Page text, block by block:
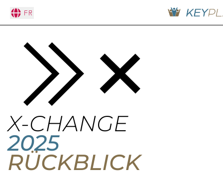
Fr
X-CHANGE
2025
RÜCKBLICK